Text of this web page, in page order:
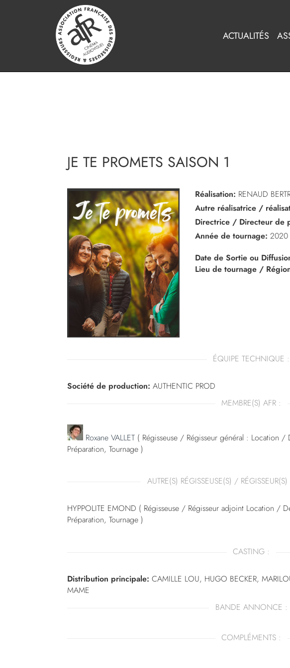
ACTUALITÉS
JE TE PROMETS SAISON 1
Réalisation: RENAUD
Autre réalisatrice /
Directrice / Directeur de
Année de tournage: 2020
Date de Sortie ou
Lieu de tournage /
ÉQUIPE TECHNIQUE :
Société de production: AUTHENTIC PROD
MEMBRE(S) AFR :
Roxane VALLET( Régisseuse / Régisseur général : Location
Préparation, Tournage )
AUTRE(S) RÉGISSEUSE(S) /
HYPPOLITE EMOND ( Régisseuse / Régisseur adjoint Location /
Préparation, Tournage )
CASTING :
Distribution principale: CAMILLE LOU, HUGO BECKER,
MAME
BANDE ANNONCE :
COMPLÉMENTS :